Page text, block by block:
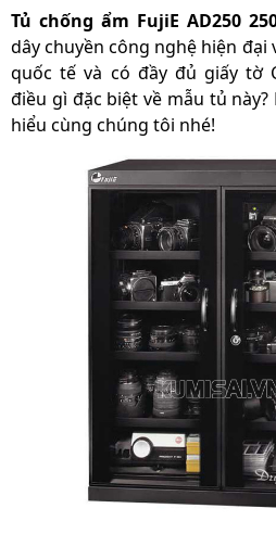
Tủ chống ẩm FujiE AD250
dây chuyền công nghệ hiện
quốc tế và có đầy đủ giấy tờ
điều gì đặc biệt về mẫu tủ
hiểu cùng chúng tôi nhé!
Chất liệu
Tôn
&
Di chuyển
Màu
Kích thước sản phẩm
(ngoài)
500
Kích thước đóng gói
810
Trọng lượng sản
50 kg